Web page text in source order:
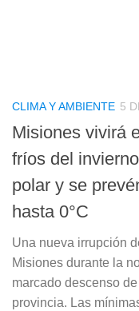
CLIMA Y AMBIENTE 5
Misiones vivirá
fríos del
polar y se
hasta 0°C
Una nueva irrupción
Misiones durante la
marcado descenso
provincia. Las